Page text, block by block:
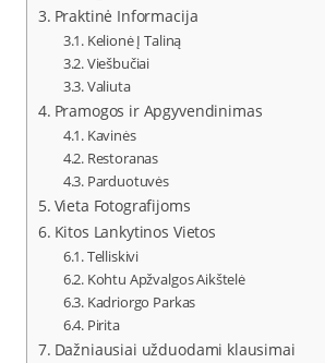
Praktinė Informacija
Kelionė Į Taliną
Viešbučiai
Valiuta
Pramogos ir Apgyvendinimas
Kavinės
Restoranas
Parduotuvės
Vieta Fotografijoms
Kitos Lankytinos Vietos
Telliskivi
Kohtu Apžvalgos Aikštelė
Kadriorgo Parkas
Pirita
Dažniausiai užduodami klausimai